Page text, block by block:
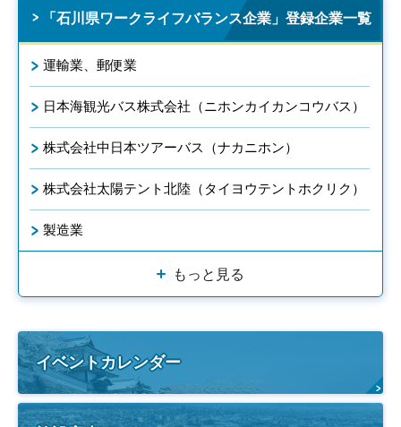
「石川県ワークライフバランス企業」登録企業一覧
運輸業、郵便業
日本海観光バス株式会社（ニホンカイカンコウバス）
株式会社中日本ツアーバス（ナカニホン）
株式会社太陽テント北陸（タイヨウテントホクリク）
製造業
もっと見る
イベントカレンダー